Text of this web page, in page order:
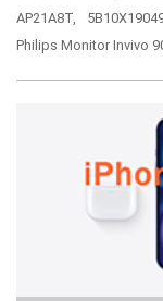
AP21A8T,
Philips Monitor Invivo